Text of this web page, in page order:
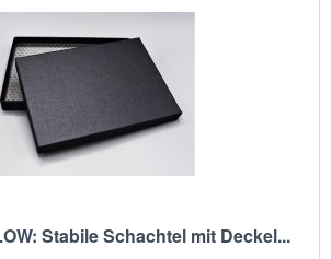
Stabile Schachtel mit Deckel...